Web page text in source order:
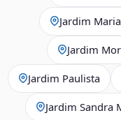
Jardim
Jardim
Jardim Paulista
Jardim Sandra